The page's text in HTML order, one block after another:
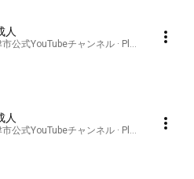
人
公式YouTubeチャンネル · Playlist
人
公式YouTubeチャンネル · Playlist